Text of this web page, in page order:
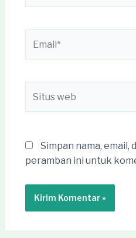
web
Simpan nama, email,
peramban ini untuk